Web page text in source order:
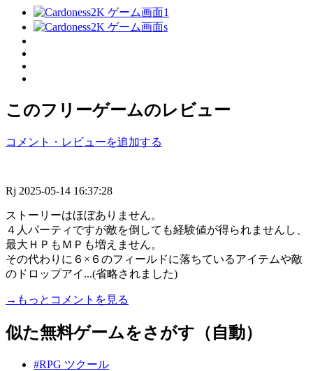
このフリーゲームのレビュー
コメント・レビューを追加する
Rj 2025-05-14 16:37:28
ストーリーはほぼありません。
４人パーティですが敵を倒しても経験値が得られませんし、
最大ＨＰもＭＰも増えません。
その代わりに６×６のフィールドに落ちているアイテムや敵
のドロップアイ...(省略されました)
→もっとコメントを見る
似た無料ゲームをさがす（自動）
#RPG ツクール